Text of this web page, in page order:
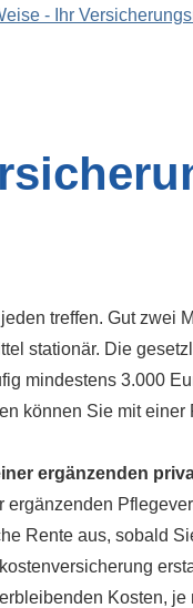
treffen. Gut zwei
stationär. Die
mindestens 3.000
können Sie mit
ergänzenden
ergänzenden
Rente aus, sobald
Kosten,